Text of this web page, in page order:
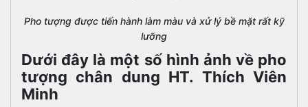
Pho tượng được tiến hành làm màu và xử lý bề mặt rất kỹ
lưỡng
Dưới đây là một số hình ảnh về pho
tượng chân dung HT. Thích Viên
Minh